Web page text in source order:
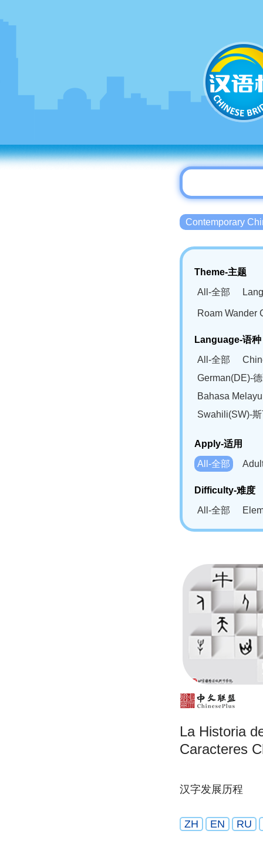
Contemporary
Theme-主题
All-全部
Roam Wander
Language-语种
All-全部
German(DE)-
Bahasa
Swahili(SW)-
Apply-适用
All-全部
Difficulty-难度
All-全部
La Historia
Caracteres
汉字发展历程
ZH EN RU